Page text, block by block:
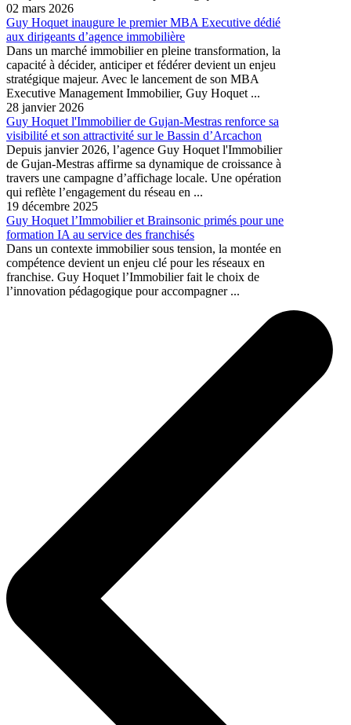
02 mars 2026
Guy Hoquet inaugure le premier MBA Executive dédié
aux dirigeants d’agence immobilière
Dans un marché immobilier en pleine transformation, la
capacité à décider, anticiper et fédérer devient un enjeu
stratégique majeur. Avec le lancement de son MBA
Executive Management Immobilier, Guy Hoquet ...
28 janvier 2026
Guy Hoquet l'Immobilier de Gujan-Mestras renforce sa
visibilité et son attractivité sur le Bassin d’Arcachon
Depuis janvier 2026, l’agence Guy Hoquet l'Immobilier
de Gujan-Mestras affirme sa dynamique de croissance à
travers une campagne d’affichage locale. Une opération
qui reflète l’engagement du réseau en ...
19 décembre 2025
Guy Hoquet l’Immobilier et Brainsonic primés pour une
formation IA au service des franchisés
Dans un contexte immobilier sous tension, la montée en
compétence devient un enjeu clé pour les réseaux en
franchise. Guy Hoquet l’Immobilier fait le choix de
l’innovation pédagogique pour accompagner ...